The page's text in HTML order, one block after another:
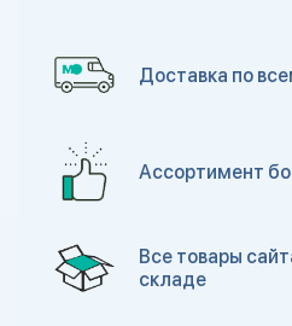
Доставка по
Ассортимент
Все товары
складе